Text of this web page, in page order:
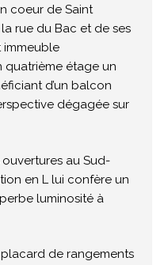
coeur de Saint
rue du Bac et de ses
immeuble
quatrième étage un
d’un balcon
dégagée sur
au Sud-
en L lui confère un
luminosité à
placard de rangements